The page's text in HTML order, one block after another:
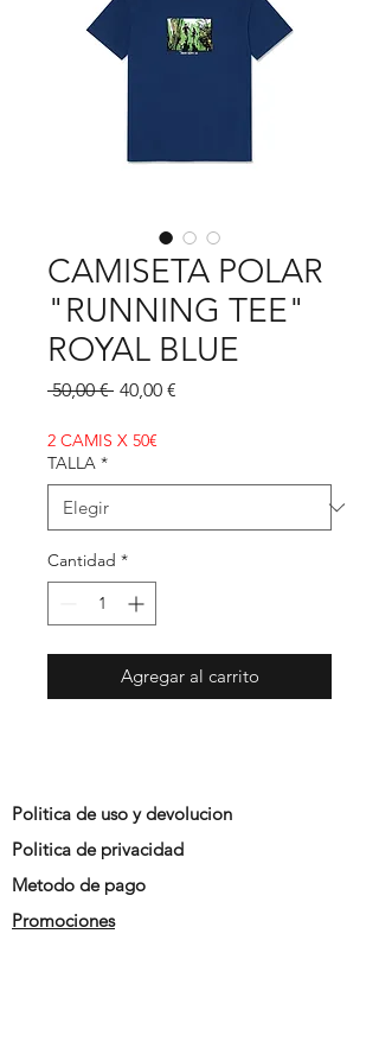
CAMISETA POLAR
"RUNNING TEE"
ROYAL BLUE
50,00 € Precio
40,00 €
2 CAMIS X 50€
TALLA *
Cantidad *
Agregar al carrito
Politica de uso y devolucion
Politica de privacidad
Metodo de pago
Promociones